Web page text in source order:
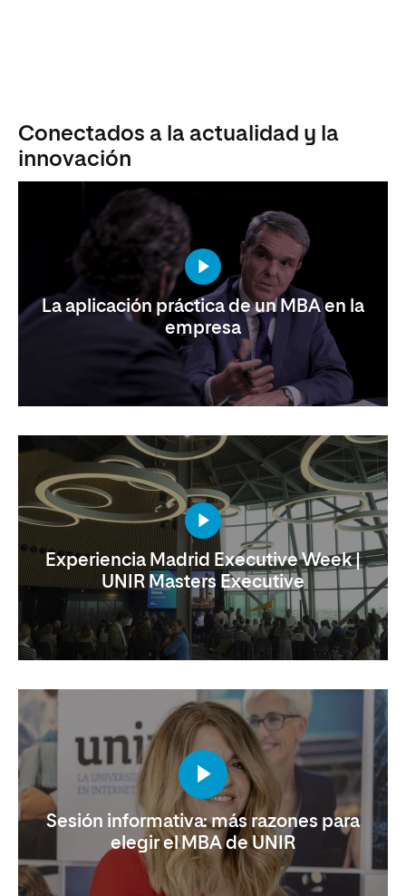
Conectados a la actualidad y la
innovación
La aplicación práctica de un MBA en la
empresa
Experiencia Madrid Executive Week |
UNIR Masters Executive
Sesión informativa: más razones para
elegir el MBA de UNIR